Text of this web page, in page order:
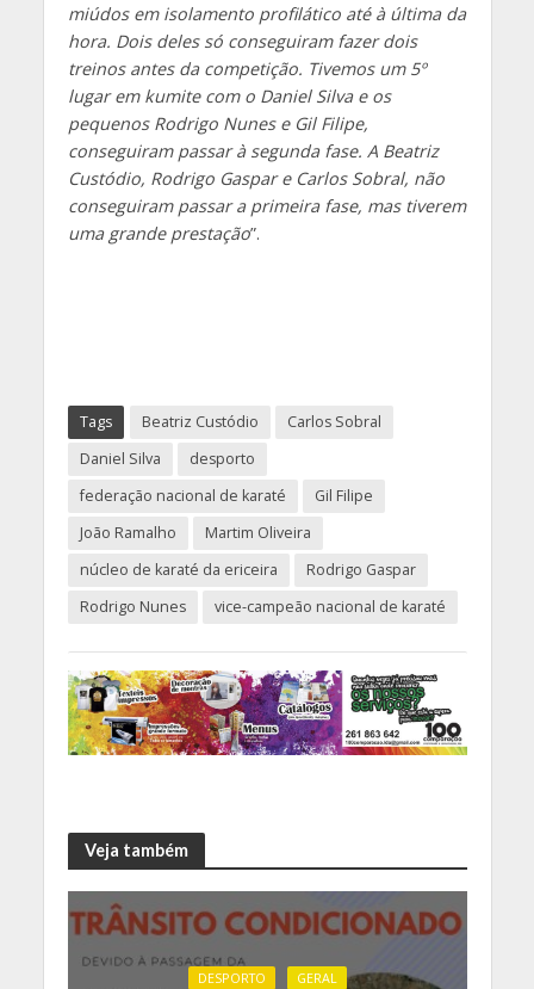
miúdos em isolamento profilático até à última da
hora. Dois deles só conseguiram fazer dois
treinos antes da competição. Tivemos um 5º
lugar em kumite com o Daniel Silva e os
pequenos Rodrigo Nunes e Gil Filipe,
conseguiram passar à segunda fase. A Beatriz
Custódio, Rodrigo Gaspar e Carlos Sobral, não
conseguiram passar a primeira fase, mas tiverem
uma grande prestação”.
Tags Beatriz Custódio
Carlos Sobral
Daniel Silva
desporto
federação nacional de karaté
Gil Filipe
João Ramalho
Martim Oliveira
núcleo de karaté da ericeira
Rodrigo Gaspar
Rodrigo Nunes
vice-campeão nacional de karaté
Veja também
DESPORTO GERAL